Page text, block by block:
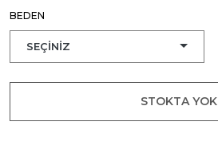
BEDEN
STOKTA YOK